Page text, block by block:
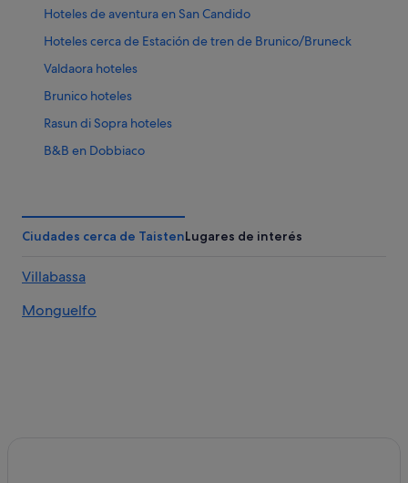
Hoteles de aventura en San Candido
Hoteles cerca de Estación de tren de Brunico/Bruneck
Valdaora hoteles
Brunico hoteles
Rasun di Sopra hoteles
B&B en Dobbiaco
Anterselva hoteles
Hoteles de 3 estrellas en San Candido
Hoteles con spa en San Candido
Ciudades cerca de TaistenLugares de interés
Villabassa
Monguelfo